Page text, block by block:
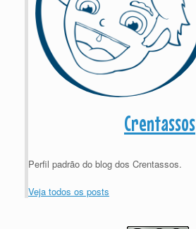
Crentassos
Perfil padrão do blog dos Crentassos.
Veja todos os posts